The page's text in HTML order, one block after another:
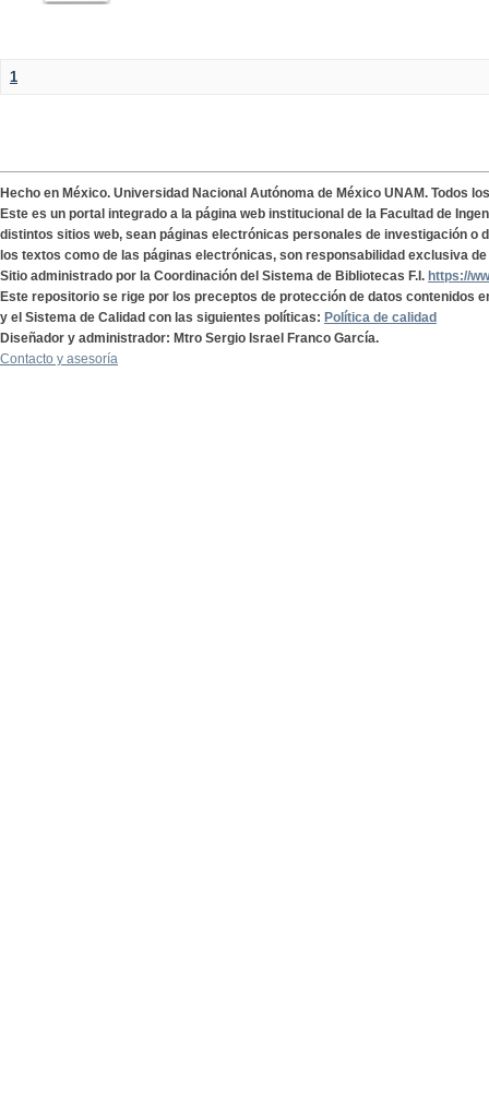
1
Hecho en México. Universidad Nacional Autónoma de México UNAM. Todos
Este es un portal integrado a la página web institucional de la Facultad de
distintos sitios web, sean páginas electrónicas personales de investigación o
los textos como de las páginas electrónicas, son responsabilidad exclusiva
Sitio administrado por la Coordinación del Sistema de Bibliotecas F.I. https://
Este repositorio se rige por los preceptos de protección de datos contenidos
y el Sistema de Calidad con las siguientes políticas: Política de calidad
Diseñador y administrador: Mtro Sergio Israel Franco García.
Contacto y asesoría